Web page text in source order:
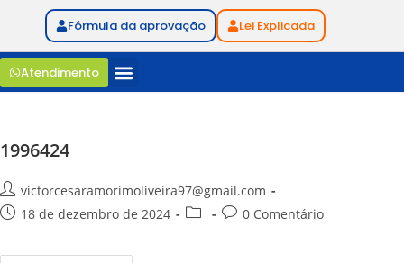
Fórmula da aprovação Lei Explicada
Atendimento
1996424
victorcesaramorimoliveira97@gmail.com
18 de dezembro de 2024
0 Comentário